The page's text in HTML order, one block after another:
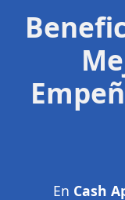
En Cash